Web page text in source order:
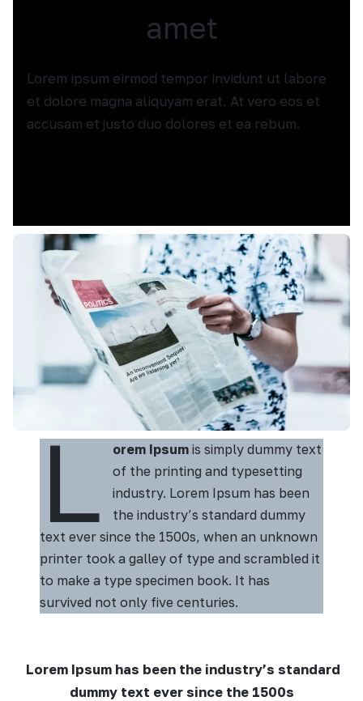
amet
Lorem ipsum eirmod tempor invidunt ut labore
et dolore magna aliquyam erat, At vero eos et
accusam et justo duo dolores et ea rebum.
L orem Ipsumis simply dummy text
of the printing and typesetting
industry. Lorem Ipsum has been
the industry’s standard dummy
text ever since the 1500s, when an unknown
printer took a galley of type and scrambled it
to make a type specimen book. It has
survived not only five centuries.
Lorem Ipsum has been the industry’s standard
dummy text ever since the 1500s